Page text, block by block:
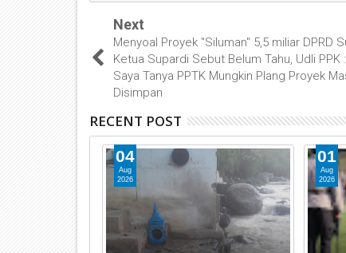
Next
Menyoal Proyek "Siluman" 5,5 miliar DPRD
Ketua Supardi Sebut Belum Tahu, Udli PPK
Saya Tanya PPTK Mungkin Plang Proyek
Disimpan
RECENT POST
04
Aug
2026
01
Aug
2026